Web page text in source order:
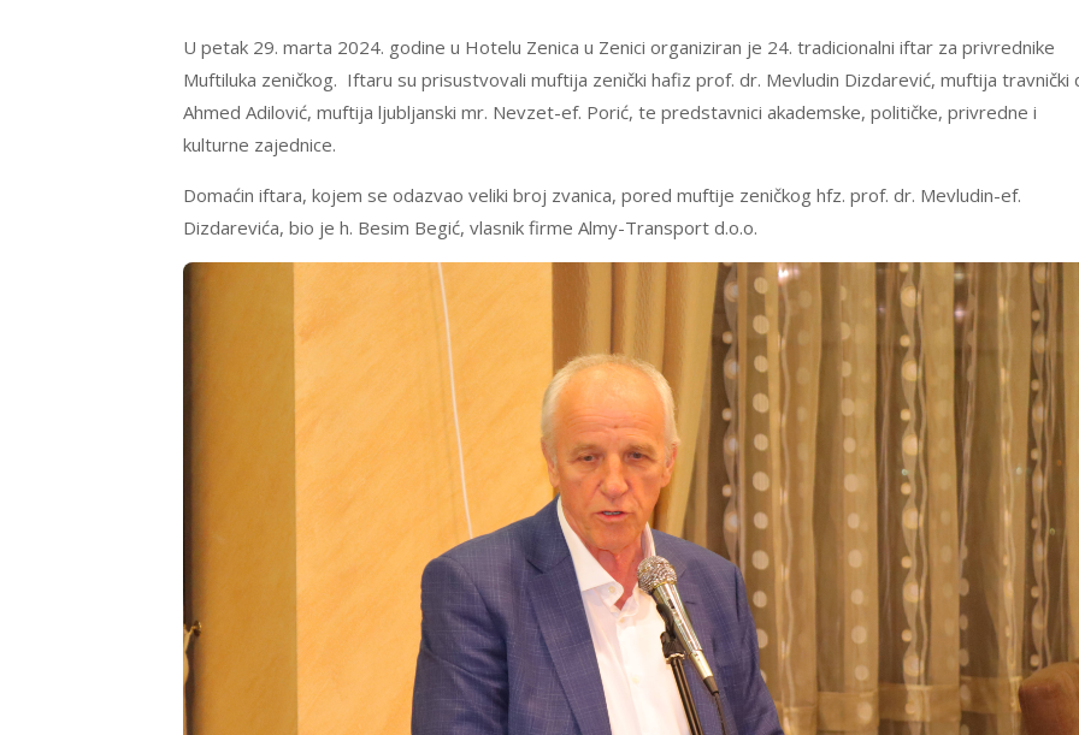
U petak 29. marta 2024. godine u Hotelu Zenica u Zenici organiziran je 24. tradicionalni iftar za privrednike
Muftiluka zeničkog. Iftaru su prisustvovali muftija zenički hafiz prof. dr. Mevludin Dizdarević, muftija travnički
Ahmed Adilović, muftija ljubljanski mr. Nevzet-ef. Porić, te predstavnici akademske, političke, privredne i
kulturne zajednice.
Domaćin iftara, kojem se odazvao veliki broj zvanica, pored muftije zeničkog hfz. prof. dr. Mevludin-ef.
Dizdarevića, bio je h. Besim Begić, vlasnik firme Almy-Transport d.o.o.